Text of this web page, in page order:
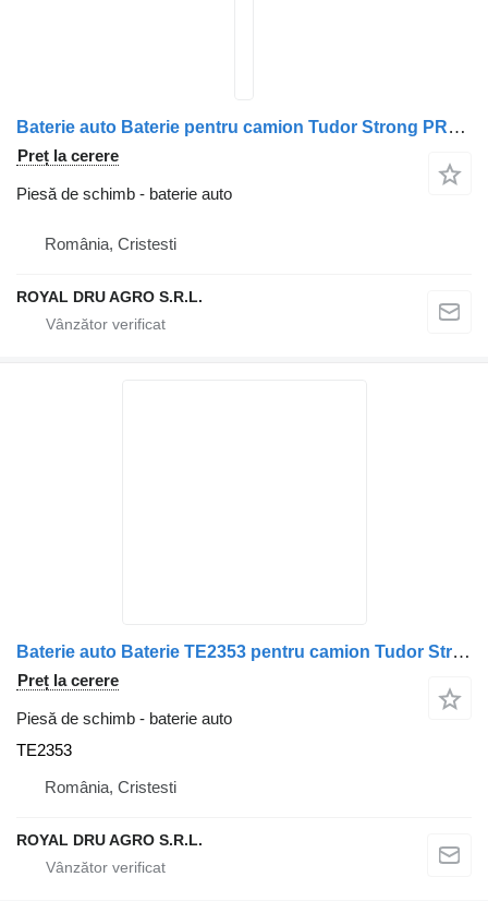
Baterie auto Baterie pentru camion Tudor Strong PRO EFB+ TE2353 235Ah pentru Volvo
Preț la cerere
Piesă de schimb - baterie auto
România, Cristesti
ROYAL DRU AGRO S.R.L.
Baterie auto Baterie TE2353 pentru camion Tudor StrongPRO EFB+ 235Ah 12V Varta
Preț la cerere
Piesă de schimb - baterie auto
TE2353
România, Cristesti
ROYAL DRU AGRO S.R.L.